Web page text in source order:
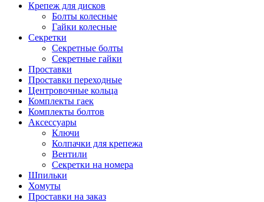
Крепеж для дисков
Болты колесные
Гайки колесные
Секретки
Секретные болты
Секретные гайки
Проставки
Проставки переходные
Центровочные кольца
Комплекты гаек
Комплекты болтов
Аксессуары
Ключи
Колпачки для крепежа
Вентили
Секретки на номера
Шпильки
Хомуты
Проставки на заказ